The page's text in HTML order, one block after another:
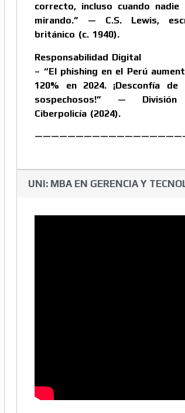
correcto, incluso cuando nadie
mirando.” — C.S. Lewis,
británico (c. 1940).
Responsabilidad Digital
– “El phishing en el Perú
120% en 2024. ¡Desconfía de
sospechosos!” —
Ciberpolicía (2024).
UNI: MBA EN GERENCIA Y